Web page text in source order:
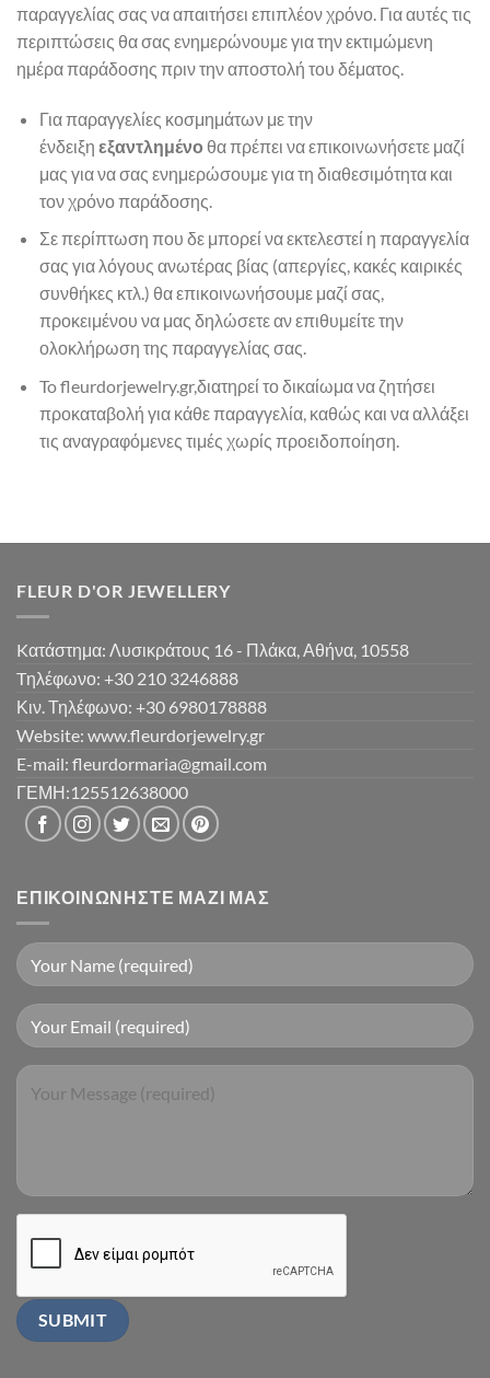
παραγγελίας σας να απαιτήσει επιπλέον χρόνο. Για αυτές τις
περιπτώσεις θα σας ενημερώνουμε για την εκτιμώμενη
ημέρα παράδοσης πριν την αποστολή του δέματος.
Για παραγγελίες κοσμημάτων με την
ένδειξη εξαντλημένο θα πρέπει να επικοινωνήσετε μαζί
μας για να σας ενημερώσουμε για τη διαθεσιμότητα και
τον χρόνο παράδοσης.
Σε περίπτωση που δε μπορεί να εκτελεστεί η παραγγελία
σας για λόγους ανωτέρας βίας (απεργίες, κακές καιρικές
συνθήκες κτλ.) θα επικοινωνήσουμε μαζί σας,
προκειμένου να μας δηλώσετε αν επιθυμείτε την
ολοκλήρωση της παραγγελίας σας.
To fleurdorjewelry.gr,διατηρεί το δικαίωμα να ζητήσει
προκαταβολή για κάθε παραγγελία, καθώς και να αλλάξει
τις αναγραφόμενες τιμές χωρίς προειδοποίηση.
FLEUR D'OR JEWELLERY
Kατάστημα: Λυσικράτους 16 - Πλάκα, Αθήνα, 10558
Tηλέφωνο: +30 210 3246888
Κιν. Τηλέφωνο: +30 6980178888
Website: www.fleurdorjewelry.gr
E-mail: fleurdormaria@gmail.com
ΓΕΜΗ:125512638000
ΕΠΙΚΟΙΝΩΝΉΣΤΕ ΜΑΖΊ ΜΑΣ